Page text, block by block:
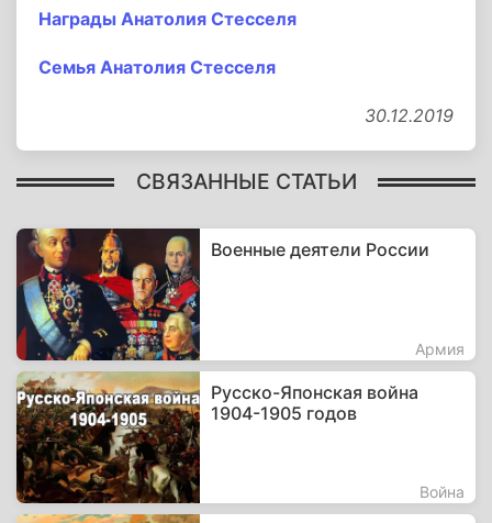
Награды Анатолия Стесселя
Семья Анатолия Стесселя
30.12.2019
СВЯЗАННЫЕ СТАТЬИ
Военные деятели России
Армия
Русско-Японская война
1904-1905 годов
Война